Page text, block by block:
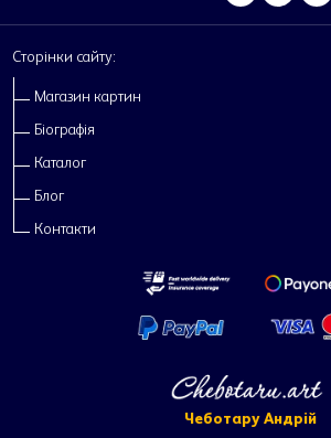
Чеботару Андрій
Магазин картин
Біографія
Блог
Контакти
Сторінки сайту:
Каталог